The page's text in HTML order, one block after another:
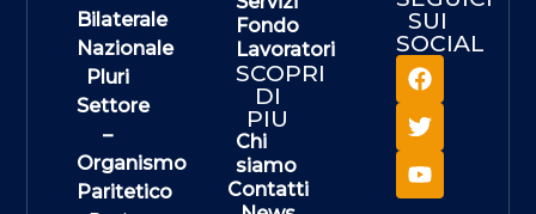
Bilaterale
Nazionale
Pluri
Settore
–
Organismo
Paritetico
Fondo
Lavoratori
SCOPRI
DI
PIU
Chi
siamo
Contatti
SUI
SOCIAL